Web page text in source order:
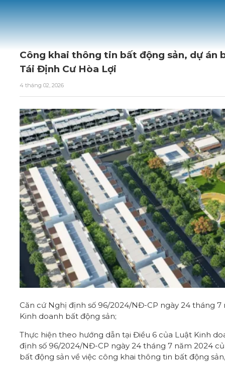
Công khai thông tin bất động sản, dự án
Tái Định Cư Hòa Lợi
4 tháng 02, 2026
Căn cứ Nghị định số 96/2024/NĐ-CP ngày 24 tháng
Kinh doanh bất động sản;
Thực hiện theo hướng dẫn tại Điều 6 của Luật Kinh
định số 96/2024/NĐ-CP ngày 24 tháng 7 năm 2024
bất động sản về việc công khai thông tin bất động